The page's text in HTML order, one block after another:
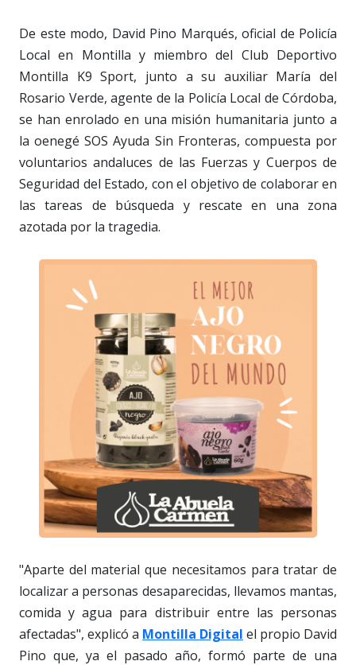
De este modo, David Pino Marqués, oficial de Policía
Local en Montilla y miembro del Club Deportivo
Montilla K9 Sport, junto a su auxiliar María del
Rosario Verde, agente de la Policía Local de Córdoba,
se han enrolado en una misión humanitaria junto a
la oenegé SOS Ayuda Sin Fronteras, compuesta por
voluntarios andaluces de las Fuerzas y Cuerpos de
Seguridad del Estado, con el objetivo de colaborar en
las tareas de búsqueda y rescate en una zona
azotada por la tragedia.
"Aparte del material que necesitamos para tratar de
localizar a personas desaparecidas, llevamos mantas,
comida y agua para distribuir entre las personas
afectadas", explicó a Montilla Digital el propio David
Pino que, ya el pasado año, formó parte de una